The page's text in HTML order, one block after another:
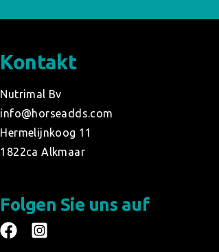
Kontakt
Nutrimal Bv
info@horseadds.com
Hermelijnkoog 11
1822ca Alkmaar
Folgen Sie uns auf